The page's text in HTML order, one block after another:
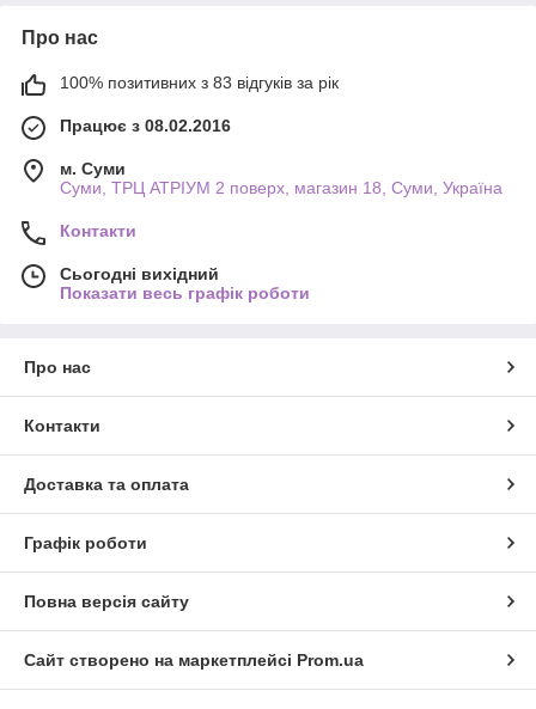
Про нас
100% позитивних з 83 відгуків за рік
Працює з 08.02.2016
м. Суми
Суми, ТРЦ АТРІУМ 2 поверх, магазин 18, Суми, Україна
Контакти
Сьогодні вихідний
Показати весь графік роботи
Про нас
Контакти
Доставка та оплата
Графік роботи
Повна версія сайту
Сайт створено на маркетплейсі Prom.ua